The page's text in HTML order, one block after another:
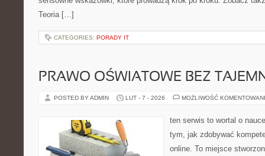
Teoria […]
CATEGORIES: PORADY IT
PRAWO OŚWIATOWE BEZ
POSTED BY ADMIN LUT - 7 - 2026 MOŻLIWOŚĆ
ten serwis to wortal o
tym, jak zdobywać
online. To miejsce